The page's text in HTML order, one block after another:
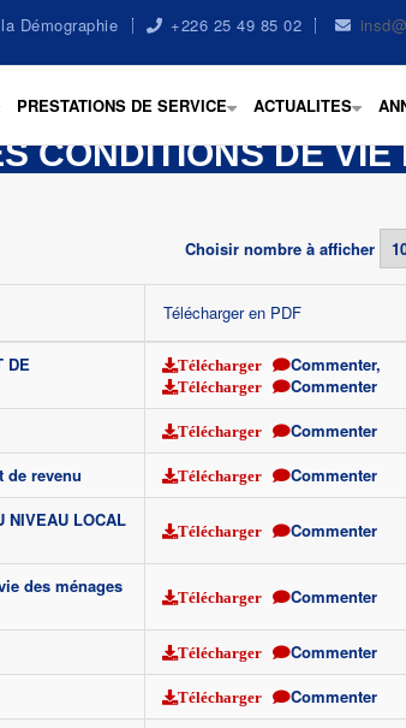
Démographie +226 25 49 85 02
+
PRESTATIONS DE SERVICE
+
ACTUALITES
CONDITIONS DE
Choisir nombre à afficher
Télécharger en PDF
DE
Télécharger Commenter,
Télécharger
Commenter
Télécharger
Commenter
de revenu Télécharger Commenter
NIVEAU LOCAL
Télécharger Commenter
des ménages
Télécharger Commenter
Télécharger
Commenter
Télécharger
Commenter